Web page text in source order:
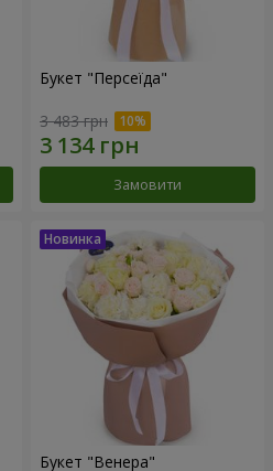
Букет "Персеїда"
3 483 грн
Замовити
Букет "Венера"